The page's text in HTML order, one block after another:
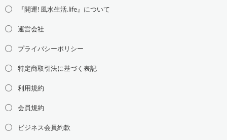
『開運! 風水生活.life』について
運営会社
プライバシーポリシー
特定商取引法に基づく表記
利用規約
会員規約
ビジネス会員約款